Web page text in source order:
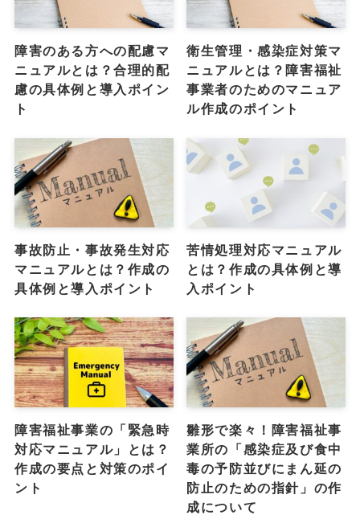
障害のある方への配慮マ
ニュアルとは？合理的配
慮の具体例と導入ポイン
ト
衛生管理・感染症対策マ
ニュアルとは？障害福祉
事業者のためのマニュア
ル作成のポイント
事故防止・事故発生対応
マニュアルとは？作成の
具体例と導入ポイント
苦情処理対応マニュアル
とは？作成の具体例と導
入ポイント
障害福祉事業の「緊急時
対応マニュアル」とは？
作成の要点と対策のポイ
ント
雛形で楽々！障害福祉事
業所の「感染症及び食中
毒の予防並びにまん延の
防止のための指針」の作
成について